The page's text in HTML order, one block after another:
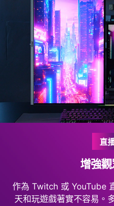
直
增強
作為 Twitch 或 YouTube
天和玩遊戲著實不容易。